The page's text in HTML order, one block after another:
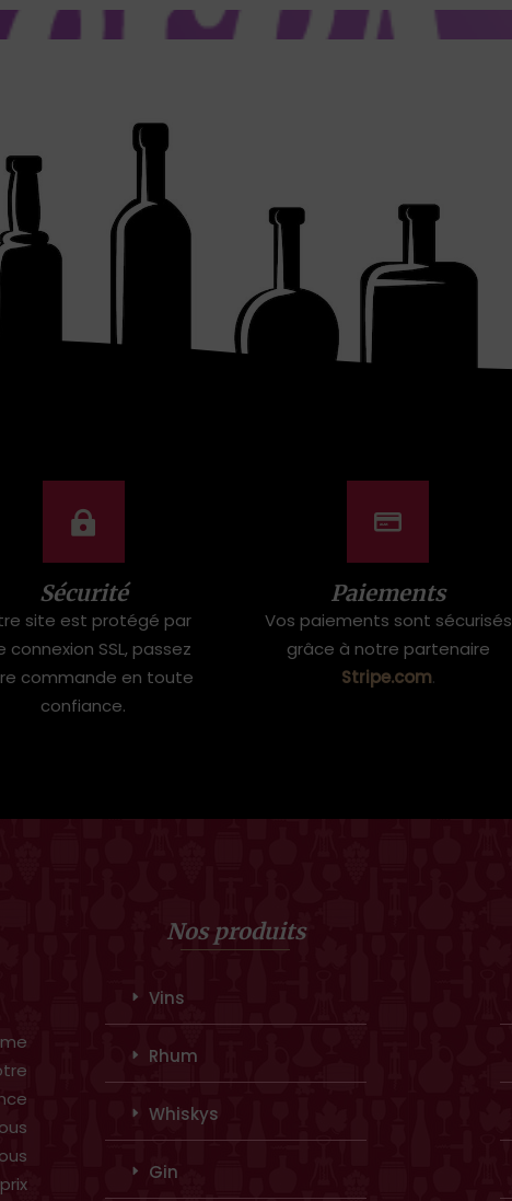
Sécurité
site est protégé par
connexion SSL, passez
commande en toute
confiance.
Paiements
Vos paiements sont sécurisés
grâce à notre partenaire
Stripe.com.
Nos produits
Vins
Rhum
Whiskys
Gin